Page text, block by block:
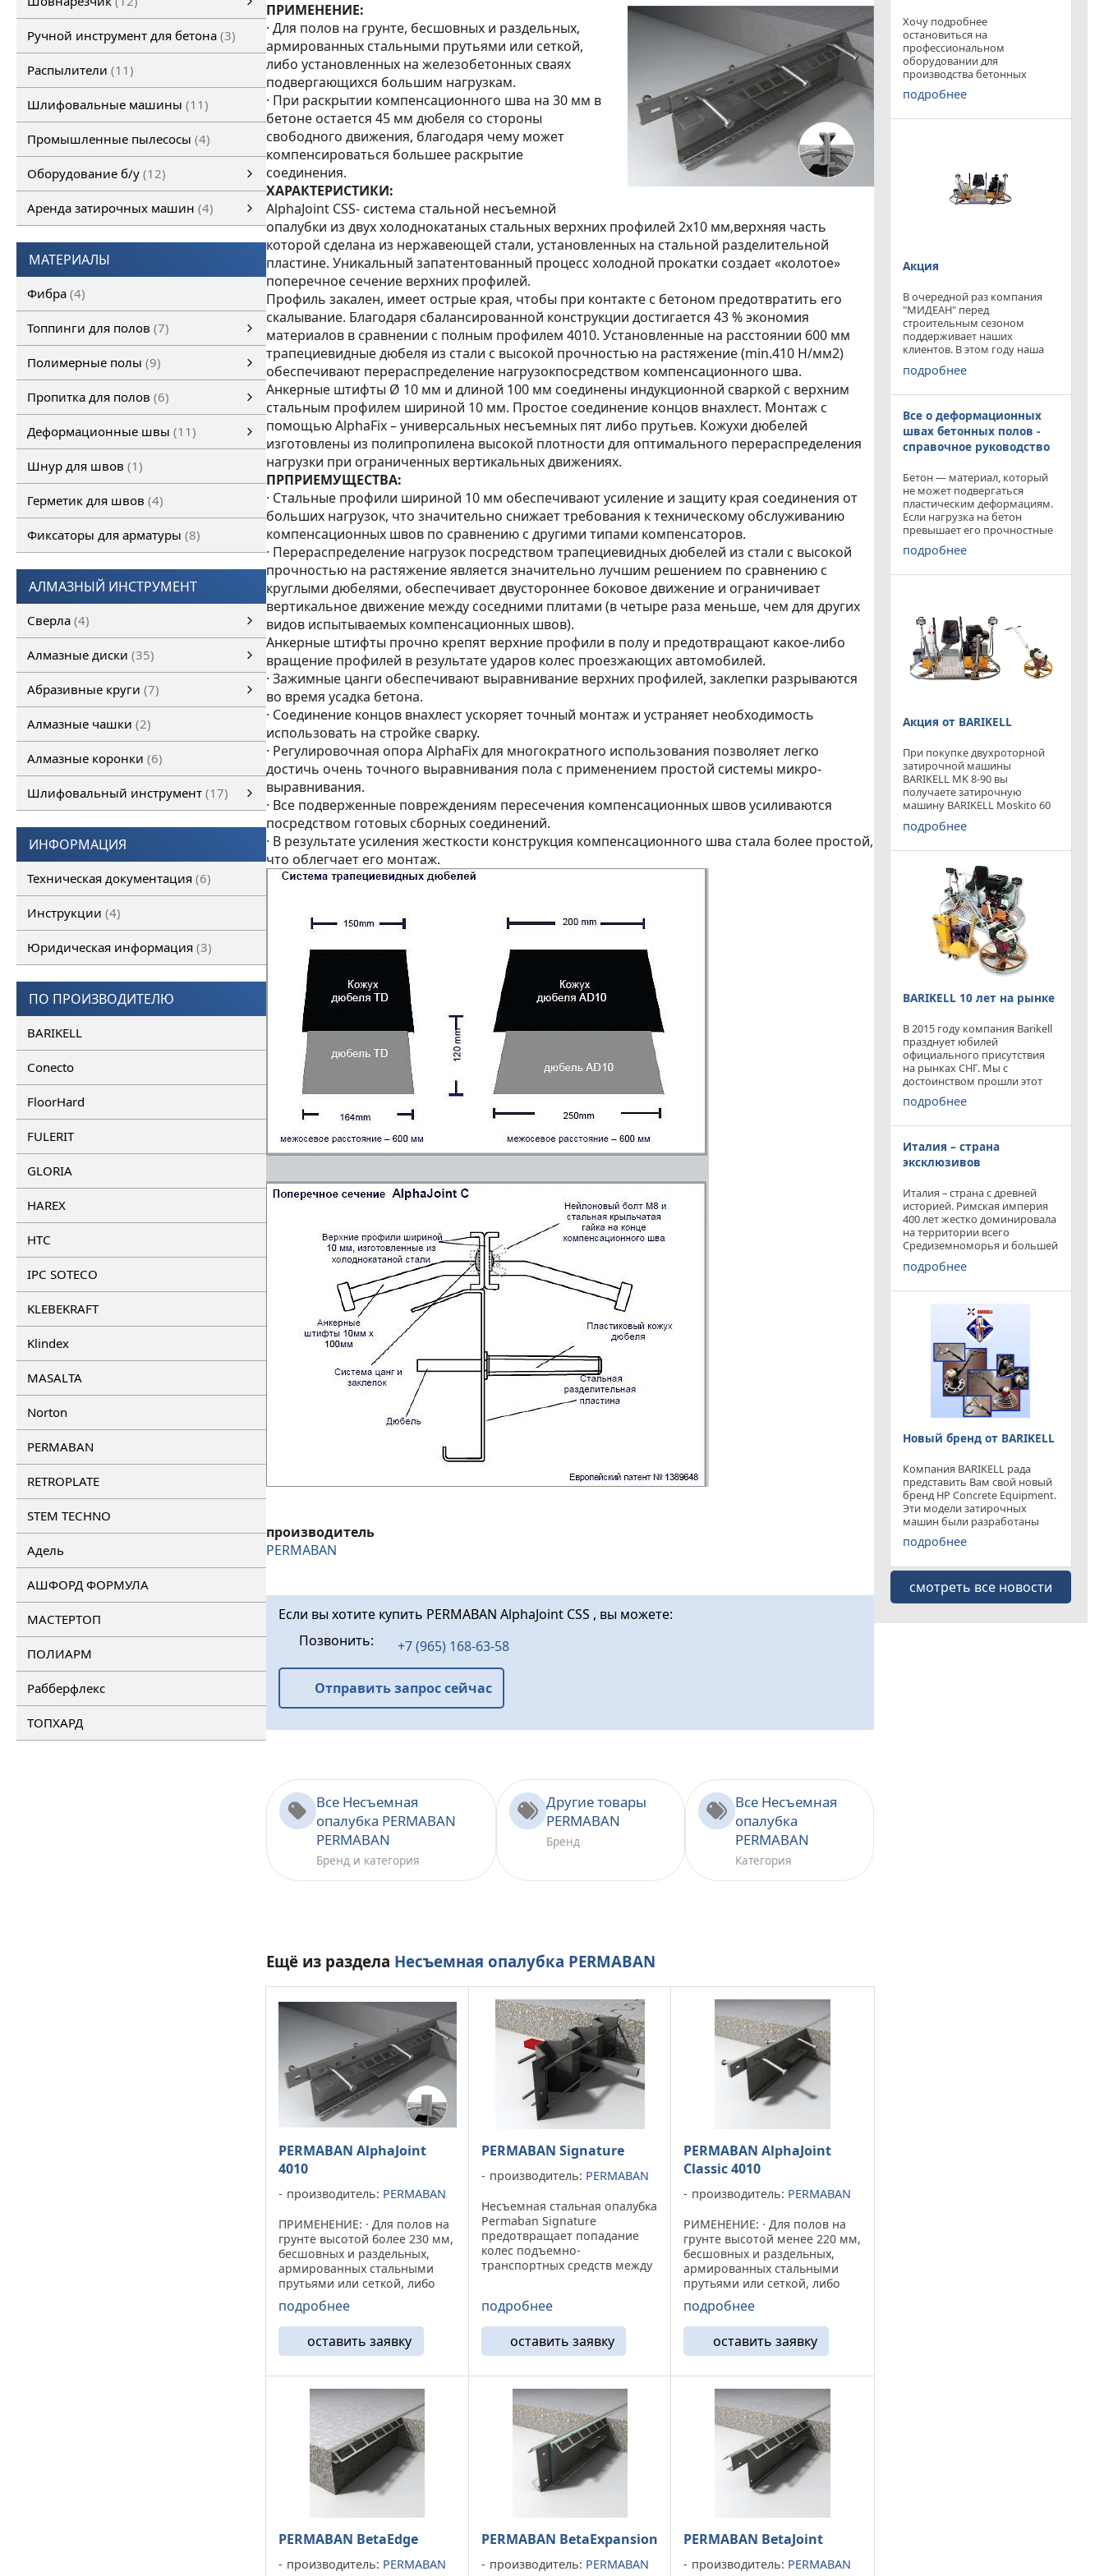
Ручной инструмент для бетона 3
Распылители 11
Шлифовальные машины 11
Промышленные пылесосы 4
Оборудование б/у 12
Аренда затирочных машин 4
МАТЕРИАЛЫ
Фибра 4
Топпинги для полов 7
Полимерные полы 9
Пропитка для полов 6
Деформационные швы 11
Шнур для швов 1
Герметик для швов 4
Фиксаторы для арматуры 8
АЛМАЗНЫЙ ИНСТРУМЕНТ
Сверла 4
Алмазные диски 35
Абразивные круги 7
Алмазные чашки 2
Алмазные коронки 6
Шлифовальный инструмент 17
ИНФОРМАЦИЯ
Техническая документация 6
Инструкции 4
Юридическая информация 3
ПО ПРОИЗВОДИТЕЛЮ
BARIKELL
Conecto
FloorHard
FULERIT
GLORIA
HAREX
HTC
IPC SOTECO
KLEBEKRAFT
Klindex
MASALTA
Norton
PERMABAN
RETROPLATE
STEM TECHNO
Адель
АШФОРД ФОРМУЛА
МАСТЕРТОП
ПОЛИАРМ
Рабберфлекс
ТОПХАРД
ПРИМЕНЕНИЕ:
· Для полов на грунте, бесшовных и раздельных,
армированных стальными прутьями или сеткой,
либо установленных на железобетонных сваях
подвергающихся большим нагрузкам.
· При раскрытии компенсационного шва на 30 мм в
бетоне остается 45 мм дюбеля со стороны
свободного движения, благодаря чему может
компенсироваться большее раскрытие
соединения.
ХАРАКТЕРИСТИКИ:
AlphaJoint СSS- система стальной несъемной
опалубки из двух холоднокатаных стальных верхних профилей 2x10 мм,верхняя часть
которой сделана из нержавеющей стали, установленных на стальной разделительной
пластине. Уникальный запатентованный процесс холодной прокатки создает «колотое»
поперечное сечение верхних профилей.
Профиль закален, имеет острые края, чтобы при контакте с бетоном предотвратить его
скалывание. Благодаря сбалансированной конструкции достигается 43 % экономия
материалов в сравнении с полным профилем 4010. Установленные на расстоянии 600 мм
трапециевидные дюбеля из стали с высокой прочностью на растяжение (min.410 Н/мм2)
обеспечивают перераспределение нагрузокпосредством компенсационного шва.
Анкерные штифты Ø 10 мм и длиной 100 мм соединены индукционной сваркой с верхним
стальным профилем шириной 10 мм. Простое соединение концов внахлест. Монтаж с
помощью AlphaFix – универсальных несъемных пят либо прутьев. Кожухи дюбелей
изготовлены из полипропилена высокой плотности для оптимального перераспределения
нагрузки при ограниченных вертикальных движениях.
ПРПРИЕМУЩЕСТВА:
· Стальные профили шириной 10 мм обеспечивают усиление и защиту края соединения от
больших нагрузок, что значительно снижает требования к техническому обслуживанию
компенсационных швов по сравнению с другими типами компенсаторов.
· Перераспределение нагрузок посредством трапециевидных дюбелей из стали с высокой
прочностью на растяжение является значительно лучшим решением по сравнению с
круглыми дюбелями, обеспечивает двустороннее боковое движение и ограничивает
вертикальное движение между соседними плитами (в четыре раза меньше, чем для других
видов испытываемых компенсационных швов).
Анкерные штифты прочно крепят верхние профили в полу и предотвращают какое-либо
вращение профилей в результате ударов колес проезжающих автомобилей.
· Зажимные цанги обеспечивают выравнивание верхних профилей, заклепки разрываются
во время усадка бетона.
· Соединение концов внахлест ускоряет точный монтаж и устраняет необходимость
использовать на стройке сварку.
· Регулировочная опора AlphaFix для многократного использования позволяет легко
достичь очень точного выравнивания пола с применением простой системы микро-
выравнивания.
· Все подверженные повреждениям пересечения компенсационных швов усиливаются
посредством готовых сборных соединений.
· В результате усиления жесткости конструкция компенсационного шва стала более простой,
что облегчает его монтаж.
производитель
PERMABAN
Если вы хотите купить PERMABAN AlphaJoint СSS , вы можете:
Позвонить:
+7 (965) 168-63-58
Отправить запрос сейчас
Все Несъемная
опалубка PERMABAN
PERMABAN
Бренд и категория
Другие товары
PERMABAN
Бренд
Все Несъемная
опалубка
PERMABAN
Категория
Ещё из раздела Несъемная опалубка PERMABAN
PERMABAN AlphaJoint
4010
производитель: PERMABAN
ПРИМЕНЕНИЕ: · Для полов на
грунте высотой более 230 мм,
бесшовных и раздельных,
армированных стальными
прутьями или сеткой, либо
установленных на
железобетонных сваях
подвергающихся большим
нагрузкам. · При раскрытии
компенсационного ...
подробнее
оставить заявку
PERMABAN Signature
производитель: PERMABAN
Несъемная стальная опалубка
Permaban Signature
предотвращает попадание
колес подъемно-
транспортных средств между
разрушения. Преимущества:
Шестигранная форма
предотвращает повреждения
от удара.Несъемная ...
подробнее
оставить заявку
PERMABAN AlphaJoint
Classic 4010
производитель: PERMABAN
РИМЕНЕНИЕ: · Для полов на
грунте высотой менее 220 мм,
бесшовных и раздельных,
армированных стальными
прутьями или сеткой, либо
установленных на
железобетонных сваях
подвергающихся большим
нагрузкам. · При раскрытии
компенсационного ...
подробнее
оставить заявку
PERMABAN BetaEdge
производитель: PERMABAN
PERMABAN BetaExpansion
производитель: PERMABAN
PERMABAN BetaJoint
производитель: PERMABAN
Хочу подробнее
остановиться на
профессиональном
оборудовании для
производства бетонных
работ, ибо к качеству
поверхности бетона в
широк. Это
подробнее
Акция
В очередной раз компания
"МИДЕАН" перед
строительным сезоном
поддерживает наших
клиентов. В этом году наша
компания предлагает
приобрести двухроторную
площадью затирки 2540 мм
по цене двухроторной
подробнее
Все о деформационных
швах бетонных полов -
справочное руководство
Бетон — материал, который
не может подвергаться
пластическим деформациям.
Если нагрузка на бетон
превышает его прочностные
характеристики, то он
попросту растрескивается.
подробнее
Акция от BARIKELL
При покупке двухроторной
затирочной машины
BARIKELL MK 8-90 вы
получаете затирочную
машину BARIKELL Moskito 60
абсолютно бесплатно
подробнее
BARIKELL 10 лет на рынке
В 2015 году компания Barikell
празднует юбилей
официального присутствия
на рынках СНГ. Мы с
достоинством прошли этот
отрезок времени ,
конкурируя с
результатов и целей которые
перед собой ставили.
подробнее
Италия – страна
эксклюзивов
Италия – страна с древней
историей. Римская империя
400 лет жестко доминировала
на территории всего
Средиземноморья и большей
частью Европы. Императоры
и правители аппенин
Каждый гражданин Земли
подробнее
Новый бренд от BARIKELL
Компания BARIKELL рада
представить Вам свой новый
бренд HP Concrete Equipment.
Эти модели затирочных
машин были разработаны
специально для
удовлетворения рынка
класса . Данная "белая линия"
представлена несколькими
моделями
подробнее
смотреть все новости